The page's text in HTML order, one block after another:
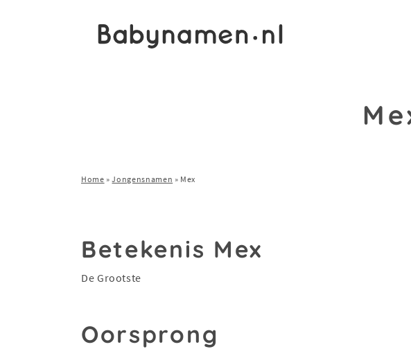
Home »Jongensnamen » Mex
Betekenis Mex
De Grootste
Oorsprong